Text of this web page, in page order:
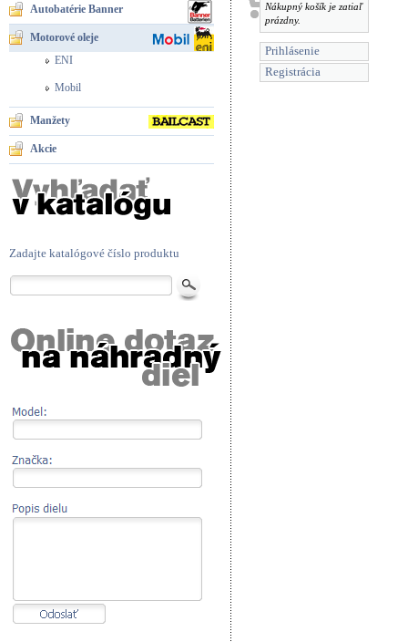
Autobatérie Banner
Motorové oleje
ENI
Mobil
Manžety
Akcie
Zadajte katalógové číslo produktu
Nákupný košík je zatiaľ
prázdny.
Prihlásenie
Registrácia